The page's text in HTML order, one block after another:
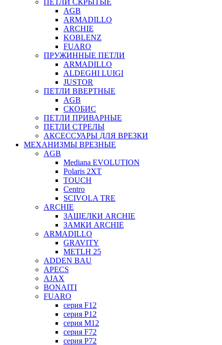
AGB
ARMADILLO
ARCHIE
KOBLENZ
FUARO
ПРУЖИННЫЕ ПЕТЛИ
ARMADILLO
ALDEGHI LUIGI
JUSTOR
ПЕТЛИ ВВЕРТНЫЕ
AGB
СКОБИС
ПЕТЛИ ПРИВАРНЫЕ
ПЕТЛИ СТРЕЛЫ
АКСЕССУАРЫ ДЛЯ ВРЕЗКИ
МЕХАНИЗМЫ ВРЕЗНЫЕ
AGB
Mediana EVOLUTION
Polaris 2XT
TOUCH
Centro
SCIVOLA TRE
ARCHIE
ЗАЩЕЛКИ ARCHIE
ЗАМКИ ARCHIE
ARMADILLO
GRAVITY
METLH 25
ADDEN BAU
APECS
AJAX
BONAITI
FUARO
серия F12
серия P12
серия M12
серия F72
серия P72